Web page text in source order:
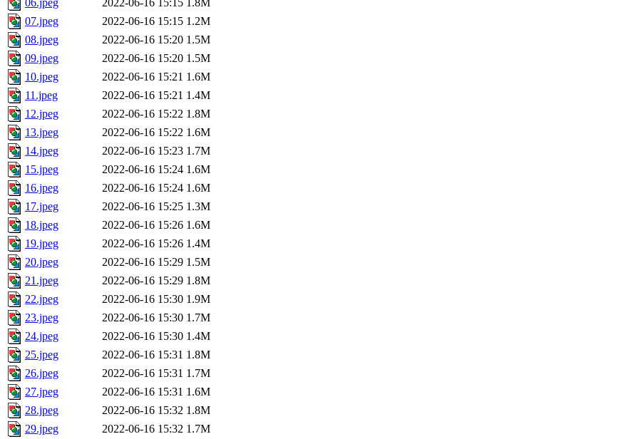
06.jpeg
2022-06-16 15:15 1.8M
07.jpeg
2022-06-16 15:15 1.2M
08.jpeg
2022-06-16 15:20 1.5M
09.jpeg
2022-06-16 15:20 1.5M
10.jpeg
2022-06-16 15:21 1.6M
11.jpeg
2022-06-16 15:21 1.4M
12.jpeg
2022-06-16 15:22 1.8M
13.jpeg
2022-06-16 15:22 1.6M
14.jpeg
2022-06-16 15:23 1.7M
15.jpeg
2022-06-16 15:24 1.6M
16.jpeg
2022-06-16 15:24 1.6M
17.jpeg
2022-06-16 15:25 1.3M
18.jpeg
2022-06-16 15:26 1.6M
19.jpeg
2022-06-16 15:26 1.4M
20.jpeg
2022-06-16 15:29 1.5M
21.jpeg
2022-06-16 15:29 1.8M
22.jpeg
2022-06-16 15:30 1.9M
23.jpeg
2022-06-16 15:30 1.7M
24.jpeg
2022-06-16 15:30 1.4M
25.jpeg
2022-06-16 15:31 1.8M
26.jpeg
2022-06-16 15:31 1.7M
27.jpeg
2022-06-16 15:31 1.6M
28.jpeg
2022-06-16 15:32 1.8M
29.jpeg
2022-06-16 15:32 1.7M